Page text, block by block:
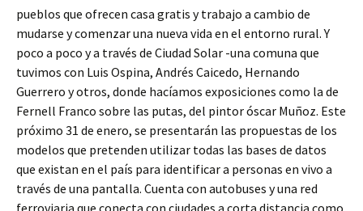
pueblos que ofrecen casa gratis y trabajo a cambio de
mudarse y comenzar una nueva vida en el entorno rural. Y
poco a poco y a través de Ciudad Solar -una comuna que
tuvimos con Luis Ospina, Andrés Caicedo, Hernando
Guerrero y otros, donde hacíamos exposiciones como la de
Fernell Franco sobre las putas, del pintor óscar Muñoz. Este
próximo 31 de enero, se presentarán las propuestas de los
modelos que pretenden utilizar todas las bases de datos
que existan en el país para identificar a personas en vivo a
través de una pantalla. Cuenta con autobuses y una red
ferroviaria que conecta con ciudades a corta distancia como